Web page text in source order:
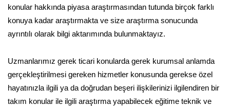
konular hakkında piyasa araştırmasından tutunda birçok farklı
konuya kadar araştırmakta ve size araştırma sonucunda
ayrıntılı olarak bilgi aktarımında bulunmaktayız.
Uzmanlarımız gerek ticari konularda gerek kurumsal anlamda
gerçekleştirilmesi gereken hizmetler konusunda gerekse özel
hayatınızla ilgili ya da doğrudan beşeri ilişkilerinizi ilgilendiren bir
takım konular ile ilgili araştırma yapabilecek eğitime teknik ve